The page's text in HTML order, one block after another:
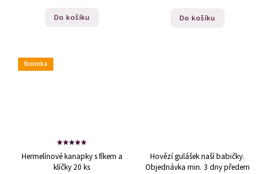
Do košíku Do košíku
Novinka
Hermelínové kanapky s fíkem a
klíčky 20 ks
Hovězí gulášek naší babičky.
Objednávka min. 3 dny předem